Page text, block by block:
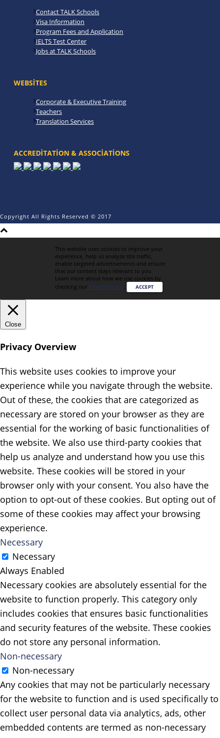
Contact TALK Schools
Visa Information
Program Fees and Application
IELTS Test Center
Jobs at TALK Schools
WEBSITES
Corporate & Executive Training
Teachers
Translation Services
ACCREDITATION & ASSOCIATIONS
Copyright All Rights Reserved © 2017
This website uses cookies to improve your
experience, help us analyze site traffic,
enable targeted advertisements and ensure
that our content stays relevant to you.
Learn more about how we use cookies by
checking our Privacy Policy. ACCEPT
Close
Privacy Overview
This website uses cookies to improve your
experience while you navigate through the website.
Out of these, the cookies that are categorized as
necessary are stored on your browser as they are
essential for the working of basic functionalities of
the website. We also use third-party cookies that
help us analyze and understand how you use this
website. These cookies will be stored in your
browser only with your consent. You also have the
option to opt-out of these cookies. But opting out of
some of these cookies may affect your browsing
experience.
Necessary
Necessary
Always Enabled
Necessary cookies are absolutely essential for the
website to function properly. This category only
includes cookies that ensures basic functionalities
and security features of the website. These cookies
do not store any personal information.
Non-necessary
Non-necessary
Any cookies that may not be particularly necessary
for the website to function and is used specifically to
collect user personal data via analytics, ads, other
embedded contents are termed as non-necessary